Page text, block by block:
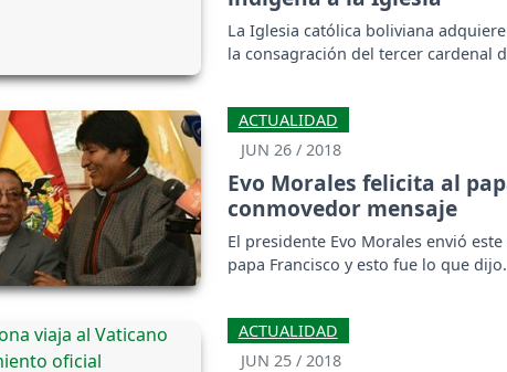
La Iglesia católica boliviana
la consagración del tercer cardenal
ACTUALIDAD
JUN 26 / 2018
Evo Morales felicita al
conmovedor mensaje
El presidente Evo Morales envió
papa Francisco y esto fue lo que dijo.
ACTUALIDAD
JUN 25 / 2018